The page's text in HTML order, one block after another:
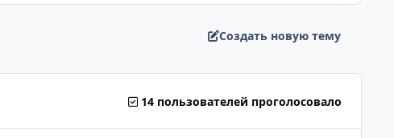
Создать новую тему
14 пользователей проголосовало